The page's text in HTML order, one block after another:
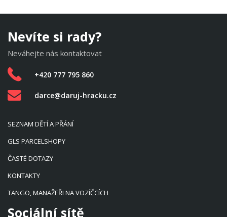
Nevíte si rady?
Neváhejte nás kontaktovat
+420 777 795 860
darce@daruj-hracku.cz
SEZNAM DĚTÍ A PŘÁNÍ
GLS PARCELSHOPY
ČASTÉ DOTAZY
KONTAKTY
TANGO, MANAŽEŘI NA VOZÍČCÍCH
Sociální sítě